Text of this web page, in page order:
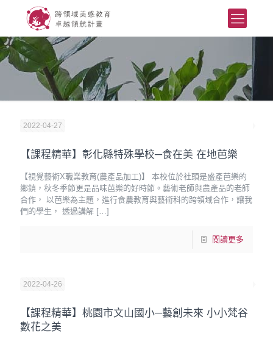
2022-04-27
【課程精華】彰化縣特殊學校─食在美 在地芭樂
【視覺藝術X職業教育(農產品加工)】 本校位於社頭是盛產芭樂的
鄉鎮，秋冬季節更是品味芭樂的好時節。藝術老師與農產品的老師
合作， 以芭樂為主題，進行食農教育與藝術科的跨領域合作，讓我
們的學生， 透過講解 […]
閱讀更多
2022-04-26
【課程精華】桃園市文山國小─藝創未來 小小梵谷
數花之美